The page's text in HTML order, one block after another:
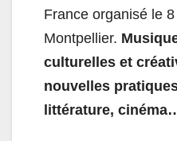
France organisé le
Montpellier.
culturelles et
nouvelles
littérature,